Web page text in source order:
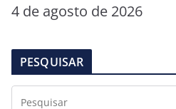
4 de agosto de 2026
PESQUISAR